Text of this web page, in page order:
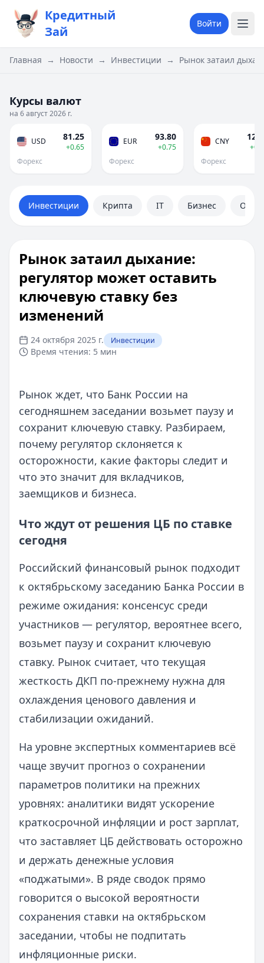
Кредитный
Зай
Войти
Главная → Новости → Инвестиции → Рынок затаил
Курсы валют
на 6 август 2026 г.
USD 81.25
+0.65
Форекс
EUR 93.80
+0.75
Форекс
CNY
Форекс
Инвестиции Крипта IT Бизнес
Рынок затаил дыхание:
регулятор может оставить
ключевую ставку без
изменений
24 октября 2025 г. Инвестиции
Время чтения: 5 мин
Рынок ждет, что Банк России на
сегодняшнем заседании возьмет паузу и
сохранит ключевую ставку. Разбираем,
почему регулятор склоняется к
осторожности, какие факторы следит и
что это значит для вкладчиков,
заемщиков и бизнеса.
Что ждут от решения ЦБ по ставке
сегодня
Российский финансовый рынок подходит
к октябрьскому заседанию Банка России в
режиме ожидания: консенсус среди
участников — регулятор, вероятнее всего,
возьмет паузу и сохранит ключевую
ставку. Рынок считает, что текущая
жесткость ДКП по‑прежнему нужна для
охлаждения ценового давления и
стабилизации ожиданий.
На уровне экспертных комментариев всё
чаще звучит прогноз о сохранении
параметров политики на прежних
уровнях: аналитики видят ускорение
краткосрочной инфляции и рост зарплат,
что заставляет ЦБ действовать осторожно
и держать денежные условия
«поджатыми». В ряде сводок прямо
говорится о высокой вероятности
сохранения ставки на октябрьском
заседании, чтобы не подпитать
инфляционные риски.